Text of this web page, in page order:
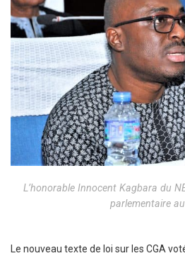
L’honorable Innocent Kagbara du
parlementaire
Le nouveau texte de loi sur les CGA